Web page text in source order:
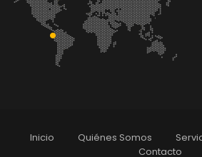
Inicio Quiénes Somos
Contacto